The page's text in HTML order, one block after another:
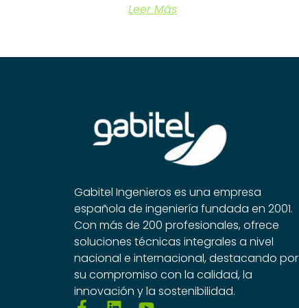
Leer Más
Gabitel Ingenieros es una empresa
española de ingeniería fundada en 2001.
Con más de 200 profesionales, ofrece
soluciones técnicas integrales a nivel
nacional e internacional, destacando por
su compromiso con la calidad, la
innovación y la sostenibilidad.